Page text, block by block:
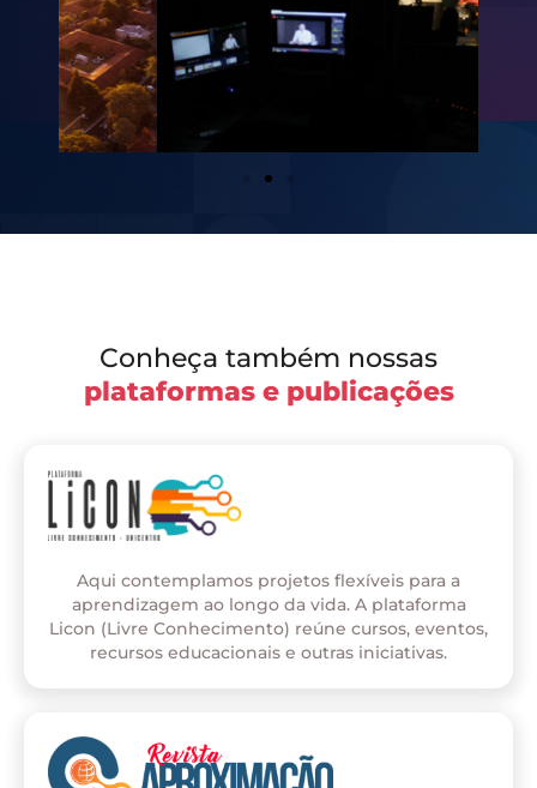
Conheça também nossas
plataformas e publicações
Aqui contemplamos projetos flexíveis para a
aprendizagem ao longo da vida. A plataforma
Licon (Livre Conhecimento) reúne cursos, eventos,
recursos educacionais e outras iniciativas.